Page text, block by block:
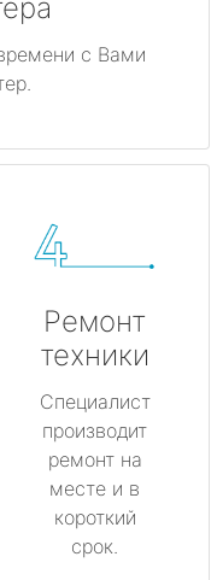
с Вами
Ремонт
техники
Специалист
производит
ремонт на
месте и в
короткий
срок.